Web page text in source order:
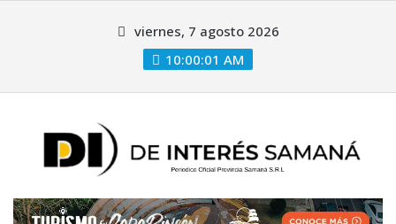
viernes, 7 agosto 2026
10:00:02 AM